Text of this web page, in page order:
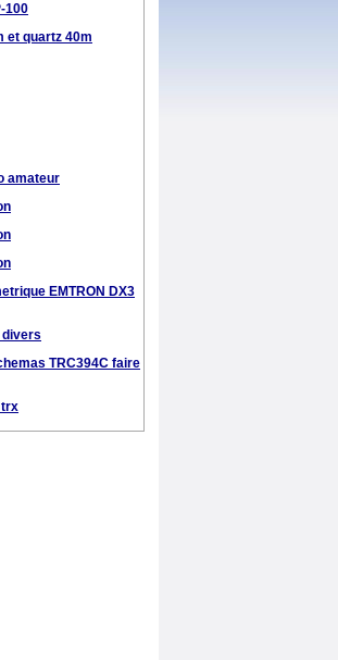
100
et quartz 40m
amateur
EMTRON DX3
divers
TRC394C faire
trx